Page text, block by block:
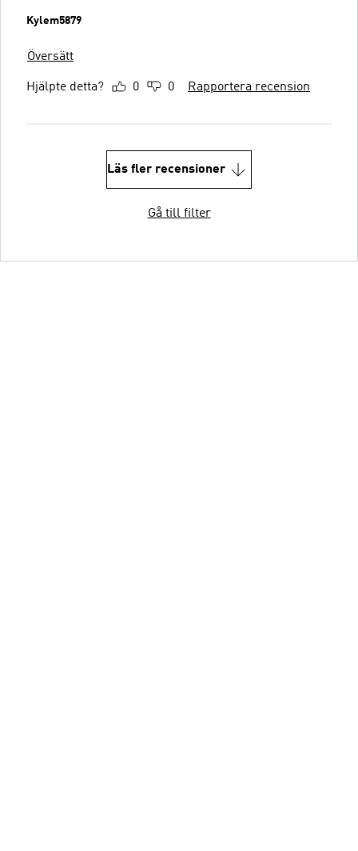
Kylem5879
Översätt
Hjälpte detta? 0 0 Rapportera recension
Läs fler recensioner
Gå till filter